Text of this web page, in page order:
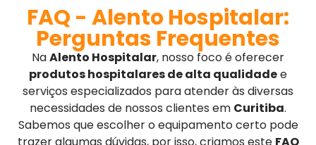
FAQ - Alento Hospitalar:
Perguntas Frequentes
NaAlento Hospitalar, nosso foco é oferecer
produtos hospitalares de alta qualidadee
serviços especializados para atender às diversas
necessidades de nossos clientes em Curitiba.
Sabemos que escolher o equipamento certo pode